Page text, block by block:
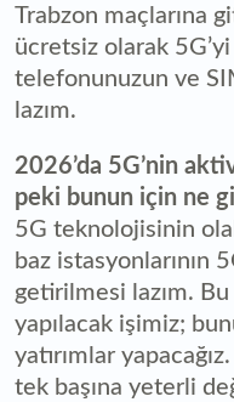
Trabzon maçlarına
ücretsiz olarak
telefonunuzun ve
lazım.
2026’da 5G’nin
peki bunun için ne
5G teknolojisinin
baz istasyonlarının
getirilmesi lazım.
yapılacak işimiz;
yatırımlar
tek başına yeterli